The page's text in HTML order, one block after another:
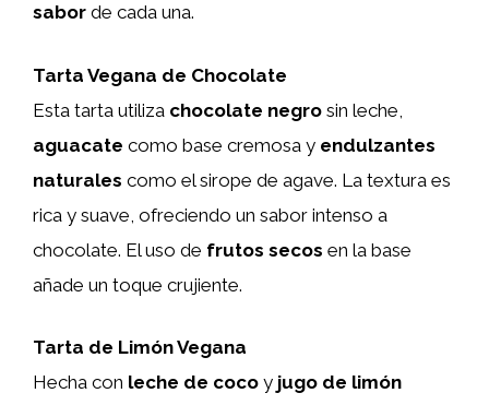
sabor de cada una.
Tarta Vegana de Chocolate
Esta tarta utiliza chocolate negro sin leche,
aguacate como base cremosa y endulzantes
naturales como el sirope de agave. La textura es
rica y suave, ofreciendo un sabor intenso a
chocolate. El uso de frutos secos en la base
añade un toque crujiente.
Tarta de Limón Vegana
Hecha con leche de coco y jugo de limón